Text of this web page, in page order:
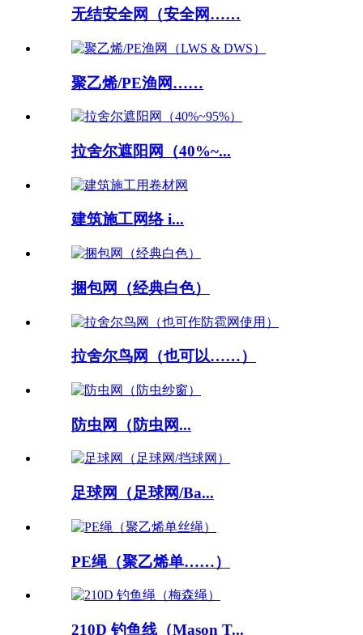
无结安全网（安全网……
聚乙烯/PE渔网……
拉舍尔遮阳网（40%~...
建筑施工网络 i...
捆包网（经典白色）
拉舍尔鸟网（也可以……）
防虫网（防虫网...
足球网（足球网/Ba...
PE绳（聚乙烯单……）
210D 钓鱼线（Mason T...